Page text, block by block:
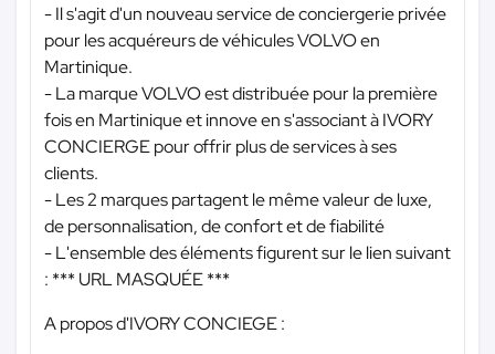
- Il s'agit d'un nouveau service de conciergerie privée
pour les acquéreurs de véhicules VOLVO en
Martinique.
- La marque VOLVO est distribuée pour la première
fois en Martinique et innove en s'associant à IVORY
CONCIERGE pour offrir plus de services à ses
clients.
- Les 2 marques partagent le même valeur de luxe,
de personnalisation, de confort et de fiabilité
- L'ensemble des éléments figurent sur le lien suivant
: *** URL MASQUÉE ***
A propos d'IVORY CONCIEGE :